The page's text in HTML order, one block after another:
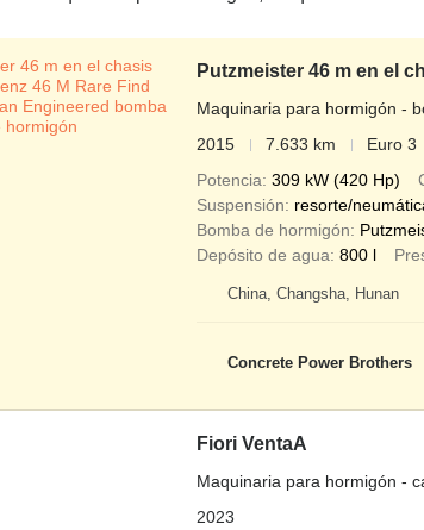
Putzmeister 46 m en el
Maquinaria para hormigón -
2015
7.633 km
Euro 3
Potencia 309 kW (420 Hp)
Suspensión
resorte/
Bomba de hormigón
Depósito de agua 800 l
China, Changsha, Hunan
Concrete Power Brothers
Fiori VentaA
Maquinaria para hormigón -
2023